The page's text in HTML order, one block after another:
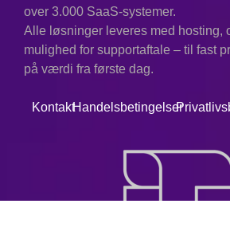
over 3.000 SaaS-systemer.
Alle løsninger leveres med hosting,
mulighed for supportaftale – til fast
på værdi fra første dag.
KontaktHandelsbetingelser